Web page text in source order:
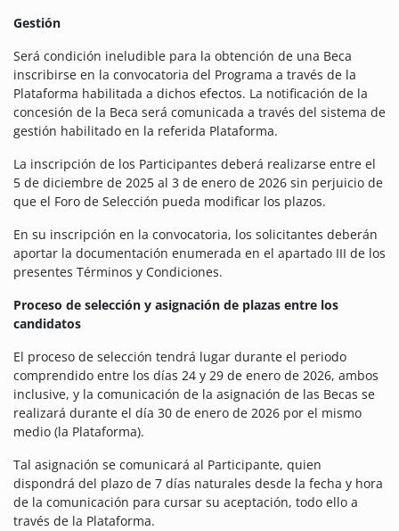
Gestión
Será condición ineludible para la obtención de una Beca
inscribirse en la convocatoria del Programa a través de la
Plataforma habilitada a dichos efectos. La notificación de la
concesión de la Beca será comunicada a través del sistema de
gestión habilitado en la referida Plataforma.
La inscripción de los Participantes deberá realizarse entre el
5 de diciembre de 2025 al 3 de enero de 2026 sin perjuicio de
que el Foro de Selección pueda modificar los plazos.
En su inscripción en la convocatoria, los solicitantes deberán
aportar la documentación enumerada en el apartado III de los
presentes Términos y Condiciones.
Proceso de selección y asignación de plazas entre los
candidatos
El proceso de selección tendrá lugar durante el periodo
comprendido entre los días 24 y 29 de enero de 2026, ambos
inclusive, y la comunicación de la asignación de las Becas se
realizará durante el día 30 de enero de 2026 por el mismo
medio (la Plataforma).
Tal asignación se comunicará al Participante, quien
dispondrá del plazo de 7 días naturales desde la fecha y hora
de la comunicación para cursar su aceptación, todo ello a
través de la Plataforma.